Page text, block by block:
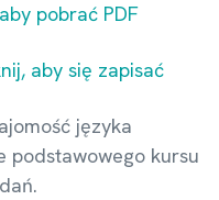
pobrać PDF
aby się zapisać
języka
podstawowego kursu